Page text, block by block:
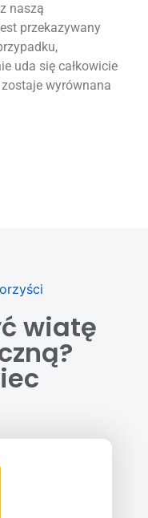
naszą
przekazywany
uda się całkowicie
wyrównana
wiatę